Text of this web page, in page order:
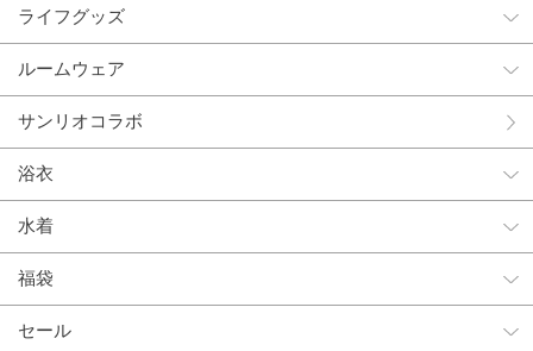
ライフグッズ
ルームウェア
サンリオコラボ
浴衣
水着
福袋
セール